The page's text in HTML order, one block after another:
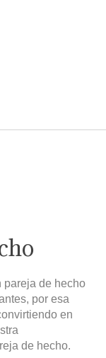
pareja de hecho
por esa
en
de hecho.